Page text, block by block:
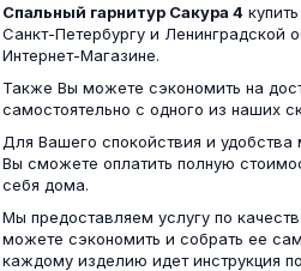
Спальня Камелия № 1 с
10 200
Кровать КР-140
20 200
Спальный гарнитур Сакура 4
Санкт-Петербургу и Ленинградской
Интернет-Магазине.
Также Вы можете сэкономить на
самостоятельно с одного из наших
Для Вашего спокойствия и
Вы сможете оплатить полную
себя дома.
Мы предоставляем услугу по
можете сэкономить и собрать ее
каждому изделию идет инструкция